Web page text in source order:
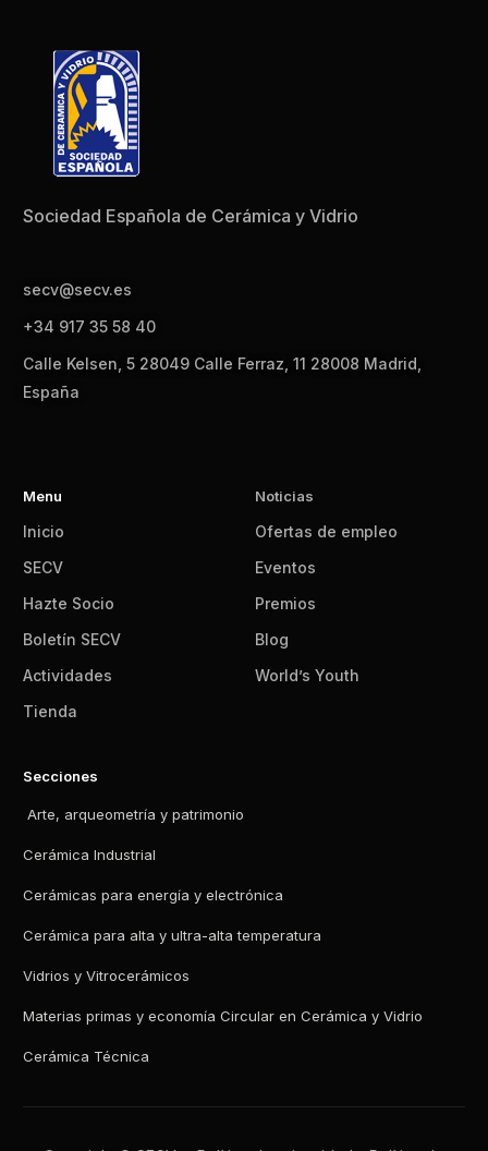
Sociedad Española de Cerámica y Vidrio
secv@secv.es
+34 917 35 58 40
Calle Kelsen, 5 28049 Calle Ferraz, 11 28008 Madrid,
España
Menu
Inicio
SECV
Hazte Socio
Boletín SECV
Actividades
Tienda
Noticias
Ofertas de empleo
Eventos
Premios
Blog
World’s Youth
Secciones
Arte, arqueometría y patrimonio
Cerámica Industrial
Cerámicas para energía y electrónica
Cerámica para alta y ultra-alta temperatura
Vidrios y Vitrocerámicos
Materias primas y economía Circular en Cerámica y Vidrio
Cerámica Técnica